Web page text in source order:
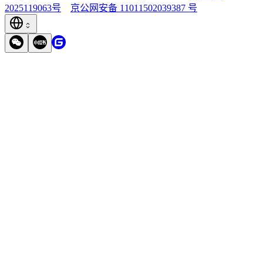
2025119063号
京公网安备 11011502039387 号